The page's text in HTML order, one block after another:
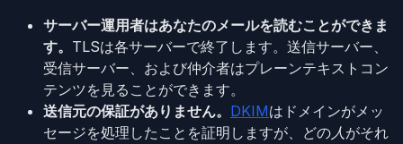
サーバー運用者はあなたのメールを読むことができま
す。 TLSは各サーバーで終了します。送信サーバー、
受信サーバー、および仲介者はプレーンテキストコン
テンツを見ることができます。
送信元の保証がありません。 DKIMはドメインがメッ
セージを処理したことを証明しますが、どの人がそれ